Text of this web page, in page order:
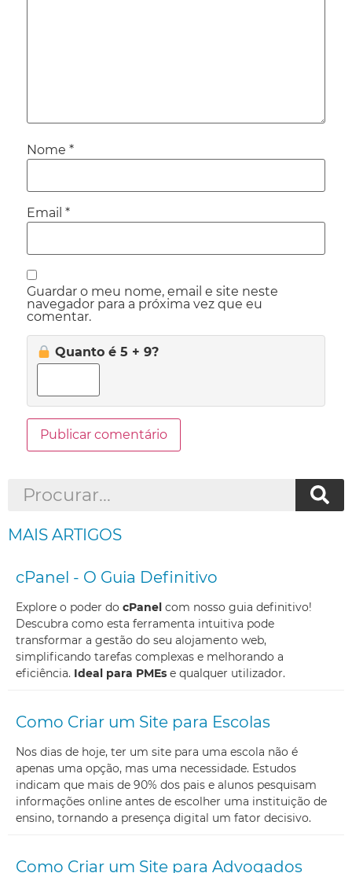
Nome *
Email *
Guardar o meu nome, email e site neste
navegador para a próxima vez que eu
comentar.
Quanto é 5 + 9?
MAIS ARTIGOS
cPanel - O Guia Definitivo
Explore o poder do cPanel com nosso guia definitivo!
Descubra como esta ferramenta intuitiva pode
transformar a gestão do seu alojamento web,
simplificando tarefas complexas e melhorando a
eficiência. Ideal para PMEs e qualquer utilizador.
Como Criar um Site para Escolas
Nos dias de hoje, ter um site para uma escola não é
apenas uma opção, mas uma necessidade. Estudos
indicam que mais de 90% dos pais e alunos pesquisam
informações online antes de escolher uma instituição de
ensino, tornando a presença digital um fator decisivo.
Como Criar um Site para Advogados